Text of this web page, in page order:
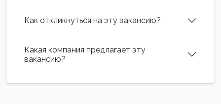
Как откликнуться на эту вакансию?
Какая компания предлагает эту
вакансию?